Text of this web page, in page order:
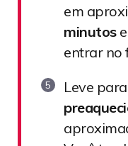
em
minutos
entrar no
Leve